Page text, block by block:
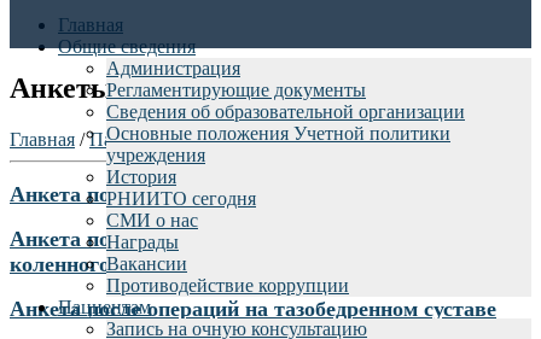
Главная
Общие сведения
Администрация
Регламентирующие документы
Сведения об образовательной организации
Основные положения Учетной политики
учреждения
История
РНИИТО сегодня
СМИ о нас
Награды
Вакансии
Противодействие коррупции
Пациентам
Запись на очную консультацию
Анкеты для заполнения пациентами
Главная /Пациентам/
Анкета после операций на коленном суставе
Анкета после операций на крестообразных связках
коленного сустава
Анкета после операций на тазобедренном суставе